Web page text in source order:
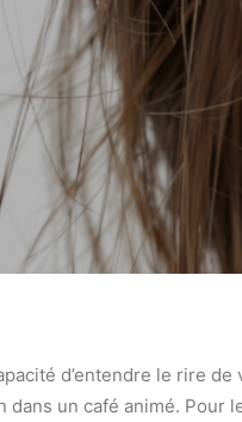
d’entendre le rire
un café animé. Pour